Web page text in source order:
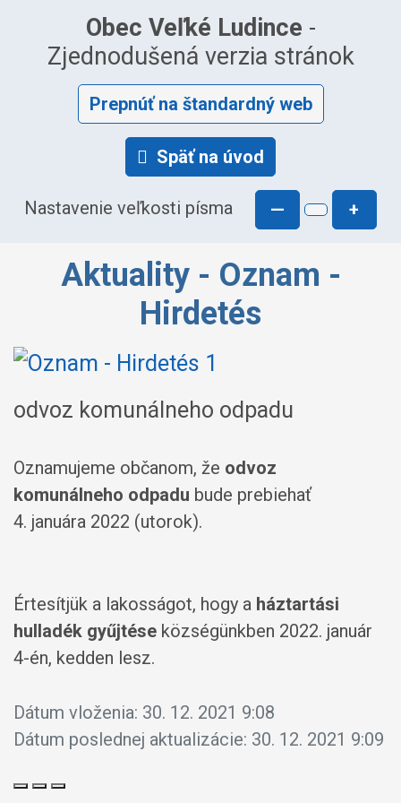
Obec Veľké Ludince -
Zjednodušená verzia stránok
Prepnúť na štandardný web
Späť na úvod
Nastavenie veľkosti písma — +
Aktuality - Oznam -
Hirdetés
odvoz komunálneho odpadu
Oznamujeme občanom, že odvoz
komunálneho odpadu bude prebiehať
4. januára 2022 (utorok).
Értesítjük a lakosságot, hogy a háztartási
hulladék gyűjtése községünkben 2022. január
4-én, kedden lesz.
Dátum vloženia: 30. 12. 2021 9:08
Dátum poslednej aktualizácie: 30. 12. 2021 9:09